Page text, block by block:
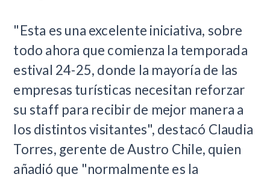
"Esta es una excelente iniciativa, sobre
todo ahora que comienza la temporada
estival 24-25, donde la mayoría de las
empresas turísticas necesitan reforzar
su staff para recibir de mejor manera a
los distintos visitantes", destacó Claudia
Torres, gerente de Austro Chile, quien
añadió que "normalmente es la